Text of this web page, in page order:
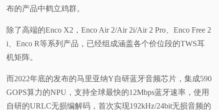
布的产品中鹤立鸡群。
除了高端的Enco X2，Enco Air 2/Air 2i/Air 2 Pro、Enco Free 2
i、Enco R等系列产品，已经组成涵盖各个价位段的TWS耳
机矩阵。
而2022年底的发布的马里亚纳Y自研蓝牙音频芯片，集成590
GOPS算力的NPU，支持全球最快的12Mbps蓝牙速率，使用
自研的URLC无损编解码，首次实现192kHz/24bit无损音频的